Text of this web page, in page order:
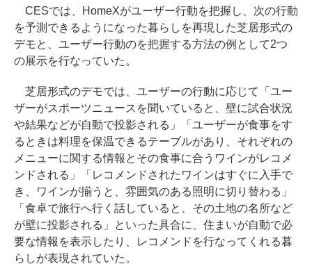
CESでは、HomeXがユーザー行動を把握し、次の行動
を予測できるようになった暮らしを再現した芝居形式の
デモと、ユーザー行動のを把握する方法の例として2つ
の展示を行なっていた。
芝居形式のデモでは、ユーザーの行動に応じて「ユー
ザーがスポーツニュースを聞いていると、壁に試合状況
や結果などが自動で投影される」「ユーザーが食事をす
るときは料理を保温できるテーブルがあり、それぞれの
メニューに関する情報とその食事に合うワインがレコメ
ンドされる」「レコメンドされたワインはすぐに入手で
き、ワインが揃うと、雰囲気のある照明に切り替わる」
「食卓で旅行へ行く話していると、その土地の名所など
が壁に投影される」といった具合に、住まいが自動で必
要な情報を表示したり、レコメンドを行なってくれる暮
らしが表現されていた。